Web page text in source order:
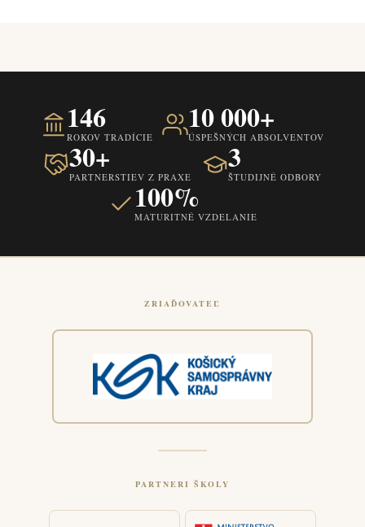
146
ROKOV TRADÍCIE
10 000+
ÚSPEŠNÝCH ABSOLVENTOV
30+
PARTNERSTIEV Z PRAXE
3
ŠTUDIJNÉ ODBORY
100%
MATURITNÉ VZDELANIE
ZRIAĎOVATEĽ
PARTNERI ŠKOLY